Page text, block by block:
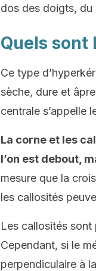
dos des doigts, du
Quels sont
Ce type
sèche, dure et
centrale s’appelle
La corne et les
l’on est debout,
mesure que la
les callosités
Les callosités
Cependant, si le
perpendiculaire à